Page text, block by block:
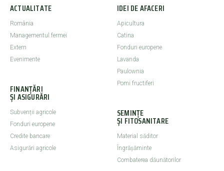
ACTUALITATE
România
Managementul fermei
Extern
Evenimente
FINANȚĂRI
ȘI ASIGURĂRI
Subvenții agricole
Fonduri europene
Credite bancare
Asigurări agricole
IDEI DE AFACERI
Apicultura
Catina
Fonduri europene
Lavanda
Paulownia
Pomi fructiferi
SEMINȚE
ȘI FITOSANITARE
Material săditor
Îngrășăminte
Combaterea dăunătorilor